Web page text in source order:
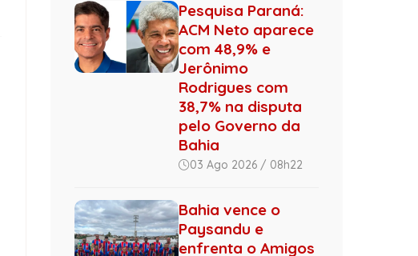
Pesquisa Paraná:
ACM Neto aparece
com 48,9% e
Jerônimo
Rodrigues com
38,7% na disputa
pelo Governo da
Bahia
03 Ago 2026 / 08h22
Bahia vence o
Paysandu e
enfrenta o Amigos